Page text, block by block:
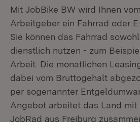
Mit JobBike BW wird Ihnen
Arbeitgeber ein Fahrrad oder
Sie können das Fahrrad
dienstlich nutzen - zum
Arbeit. Die monatlichen
dabei vom Bruttogehalt
per sogenannter
Angebot arbeitet das Land
JobRad aus Freiburg